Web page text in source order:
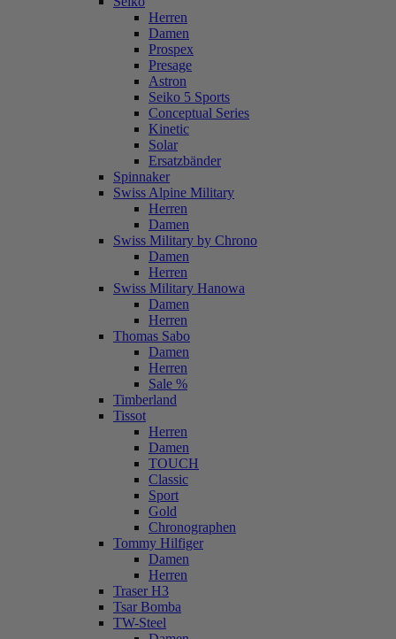
Herren
Damen
Prospex
Presage
Astron
Seiko 5 Sports
Conceptual Series
Kinetic
Solar
Ersatzbänder
Spinnaker
Swiss Alpine Military
Herren
Damen
Swiss Military by Chrono
Damen
Herren
Swiss Military Hanowa
Damen
Herren
Thomas Sabo
Damen
Herren
Sale %
Timberland
Tissot
Herren
Damen
TOUCH
Classic
Sport
Gold
Chronographen
Tommy Hilfiger
Damen
Herren
Traser H3
Tsar Bomba
TW-Steel